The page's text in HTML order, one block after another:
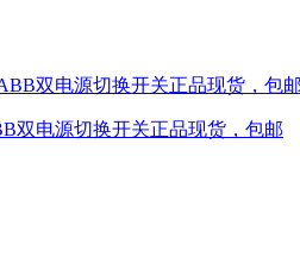
双电源切换开关正品现货，包邮